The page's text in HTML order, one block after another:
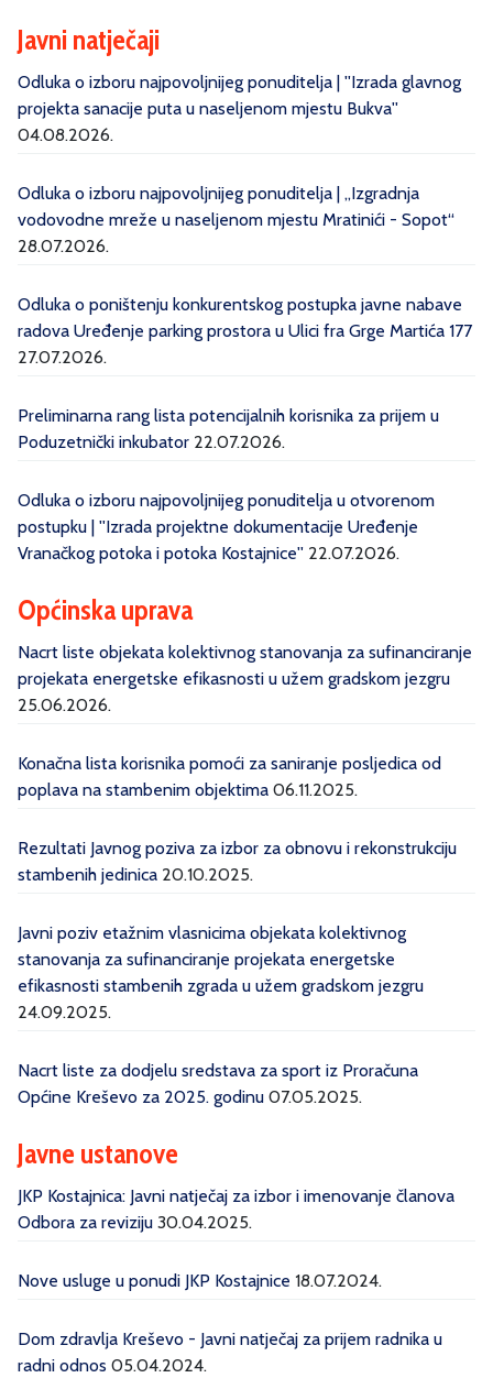
Javni natječaji
Odluka o izboru najpovoljnijeg ponuditelja | ''Izrada glavnog
projekta sanacije puta u naseljenom mjestu Bukva''
04.08.2026.
Odluka o izboru najpovoljnijeg ponuditelja | „Izgradnja
vodovodne mreže u naseljenom mjestu Mratinići - Sopot“
28.07.2026.
Odluka o poništenju konkurentskog postupka javne nabave
radova Uređenje parking prostora u Ulici fra Grge Martića 177
27.07.2026.
Preliminarna rang lista potencijalnih korisnika za prijem u
Poduzetnički inkubator 22.07.2026.
Odluka o izboru najpovoljnijeg ponuditelja u otvorenom
postupku | ''Izrada projektne dokumentacije Uređenje
Vranačkog potoka i potoka Kostajnice'' 22.07.2026.
Općinska uprava
Nacrt liste objekata kolektivnog stanovanja za sufinanciranje
projekata energetske efikasnosti u užem gradskom jezgru
25.06.2026.
Konačna lista korisnika pomoći za saniranje posljedica od
poplava na stambenim objektima 06.11.2025.
Rezultati Javnog poziva za izbor za obnovu i rekonstrukciju
stambenih jedinica 20.10.2025.
Javni poziv etažnim vlasnicima objekata kolektivnog
stanovanja za sufinanciranje projekata energetske
efikasnosti stambenih zgrada u užem gradskom jezgru
24.09.2025.
Nacrt liste za dodjelu sredstava za sport iz Proračuna
Općine Kreševo za 2025. godinu 07.05.2025.
Javne ustanove
JKP Kostajnica: Javni natječaj za izbor i imenovanje članova
Odbora za reviziju 30.04.2025.
Nove usluge u ponudi JKP Kostajnice 18.07.2024.
Dom zdravlja Kreševo - Javni natječaj za prijem radnika u
radni odnos 05.04.2024.